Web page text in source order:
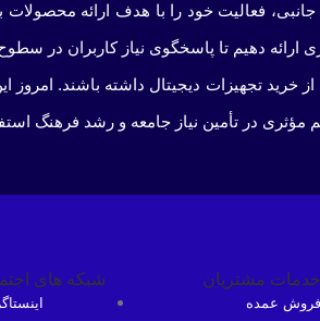
فعالیت خود را با هدف ارائه
ارائه دهیم تا پاسخگوی نیاز کاربران در
خرید تجهیزات دیجیتال داشته باشند.
در تأمین نیاز جامعه و رشد فرهنگ
خدمات مشتریان
فروش عمده
شبکه های